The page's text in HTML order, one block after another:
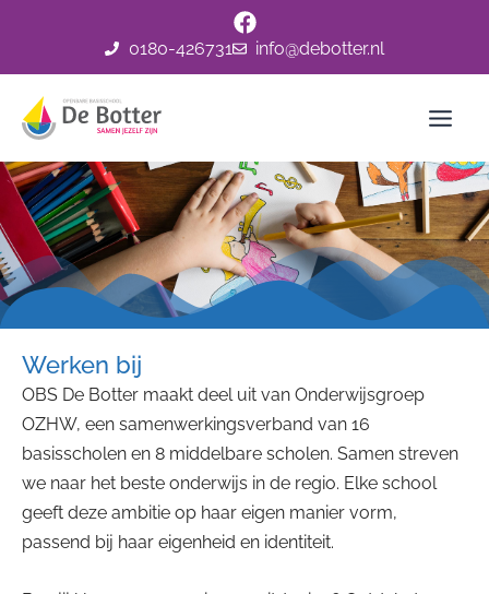
de
inhoud
0180-426731 info@debotter.nl
Werken bij
OBS De Botter maakt deel uit van Onderwijsgroep
OZHW, een samenwerkingsverband van 16
basisscholen en 8 middelbare scholen. Samen streven
we naar het beste onderwijs in de regio. Elke school
geeft deze ambitie op haar eigen manier vorm,
passend bij haar eigenheid en identiteit.